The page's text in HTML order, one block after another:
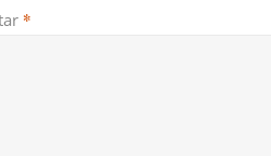
*